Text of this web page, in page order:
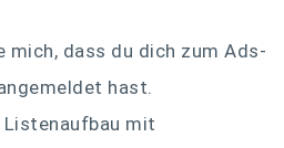
mich, dass du dich zum Ads-
hast.
Listenaufbau mit